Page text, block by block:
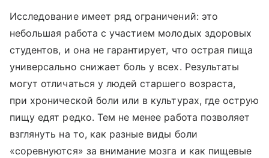
Исследование имеет ряд ограничений: это
небольшая работа с участием молодых здоровых
студентов, и она не гарантирует, что острая пища
универсально снижает боль у всех. Результаты
могут отличаться у людей старшего возраста,
при хронической боли или в культурах, где острую
пищу едят редко. Тем не менее работа позволяет
взглянуть на то, как разные виды боли
«соревнуются» за внимание мозга и как пищевые